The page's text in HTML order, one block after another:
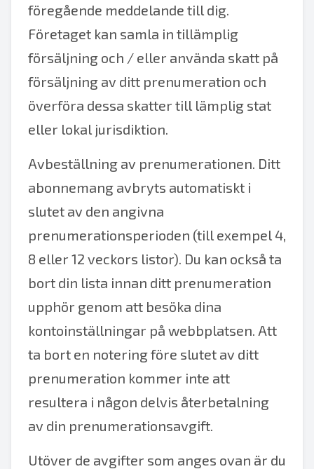
föregående meddelande till dig.
Företaget kan samla in tillämplig
försäljning och / eller använda skatt på
försäljning av ditt prenumeration och
överföra dessa skatter till lämplig stat
eller lokal jurisdiktion.
Avbeställning av prenumerationen. Ditt
abonnemang avbryts automatiskt i
slutet av den angivna
prenumerationsperioden (till exempel 4,
8 eller 12 veckors listor). Du kan också ta
bort din lista innan ditt prenumeration
upphör genom att besöka dina
kontoinställningar på webbplatsen. Att
ta bort en notering före slutet av ditt
prenumeration kommer inte att
resultera i någon delvis återbetalning
av din prenumerationsavgift.
Utöver de avgifter som anges ovan är du